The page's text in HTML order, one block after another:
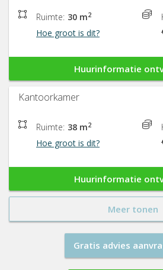
Ruimte: 30 m2
Hoe groot is dit?
Huurinformatie
Kantoorkamer
Ruimte: 38 m2
Hoe groot is dit?
Huurinformatie
Meer tonen
Gratis advies